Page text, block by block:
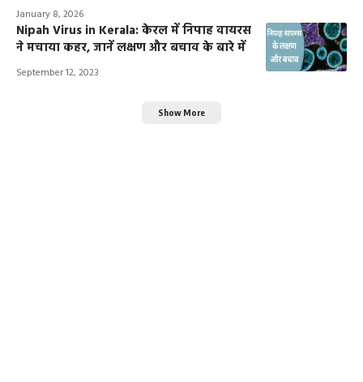
January 8, 2026
Nipah Virus in Kerala: केरल में निपाह वायरस
ने मचाया कहर, जानें लक्षण और बचाव के बारे में
September 12, 2023
Show More